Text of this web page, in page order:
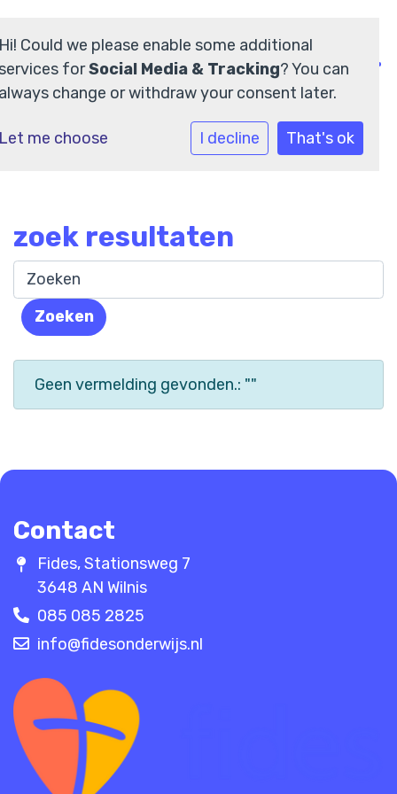
Home
Voor ouders
Onze scholen
Werken bij
Contact
zoek resultaten
Zoeken
Geen vermelding gevonden.: ""
Contact
Fides, Stationsweg 7
3648 AN Wilnis
085 085 2825
info@fidesonderwijs.nl
Could we please enable some additional
forSocial Media & Tracking? You can
change or withdraw your consent later.
me choose I decline That's ok